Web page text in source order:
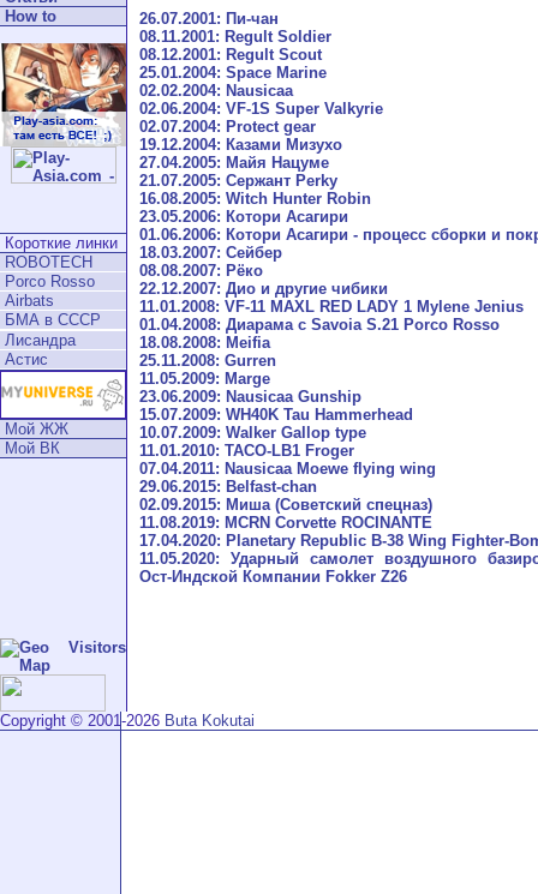
How to
Короткие линки
ROBOTECH
Porco Rosso
Airbats
БМА в СССР
Лисандра
Астис
Мой ЖЖ
Мой ВК
26.07.2001: Пи-чан
08.11.2001: Regult Soldier
08.12.2001: Regult Scout
25.01.2004: Space Marine
02.02.2004: Nausicaa
02.06.2004: VF-1S Super Valkyrie
02.07.2004: Protect gear
19.12.2004: Казами Мизухо
27.04.2005: Майя Нацуме
21.07.2005: Сержант Perky
16.08.2005: Witch Hunter Robin
23.05.2006: Котори Асагири
01.06.2006: Котори Асагири - процесс сборки и
18.03.2007: Сейбер
08.08.2007: Рёко
22.12.2007: Дио и другие чибики
11.01.2008: VF-11 MAXL RED LADY 1 Mylene Jenius
01.04.2008: Диарама с Savoia S.21 Porco Rosso
18.08.2008: Meifia
25.11.2008: Gurren
11.05.2009: Marge
23.06.2009: Nausicaa Gunship
15.07.2009: WH40K Tau Hammerhead
10.07.2009: Walker Gallop type
11.01.2010: TACO-LB1 Froger
07.04.2011: Nausicaa Moewe flying wing
29.06.2015: Belfast-chan
02.09.2015: Миша (Советский спецназ)
11.08.2019: MCRN Corvette ROCINANTE
17.04.2020: Planetary Republic B-38 Wing Fighter-
11.05.2020: Ударный самолет воздушного
Ост-Индской Компании Fokker Z26
Copyright © 2001-2026 Buta Kokutai